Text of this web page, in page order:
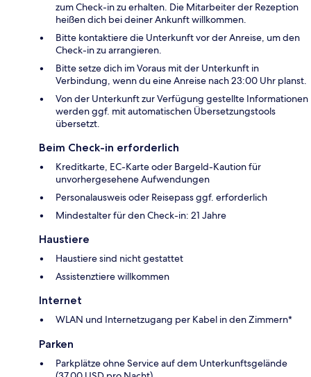
zum Check-in zu erhalten. Die Mitarbeiter der Rezeption
heißen dich bei deiner Ankunft willkommen.
Bitte kontaktiere die Unterkunft vor der Anreise, um den
Check-in zu arrangieren.
Bitte setze dich im Voraus mit der Unterkunft in
Verbindung, wenn du eine Anreise nach 23:00 Uhr planst.
Von der Unterkunft zur Verfügung gestellte Informationen
werden ggf. mit automatischen Übersetzungstools
übersetzt.
Beim Check-in erforderlich
Kreditkarte, EC-Karte oder Bargeld-Kaution für
unvorhergesehene Aufwendungen
Personalausweis oder Reisepass ggf. erforderlich
Mindestalter für den Check-in: 21 Jahre
Haustiere
Haustiere sind nicht gestattet
Assistenztiere willkommen
Internet
WLAN und Internetzugang per Kabel in den Zimmern*
Parken
Parkplätze ohne Service auf dem Unterkunftsgelände